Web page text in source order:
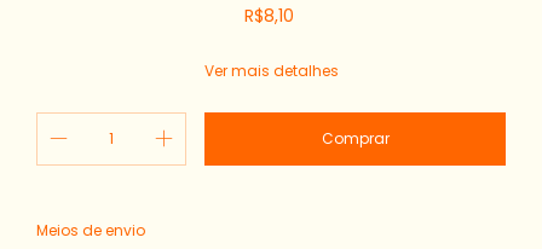
R$8,10
Ver mais detalhes
Entregas para o CEP:
Meios de envio